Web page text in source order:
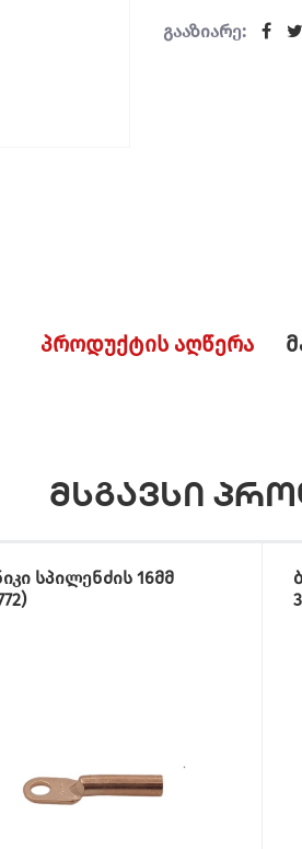
გააზიარე:
პროდუქტის აღწერა
მსგავსი
სპილენძის 16მმ